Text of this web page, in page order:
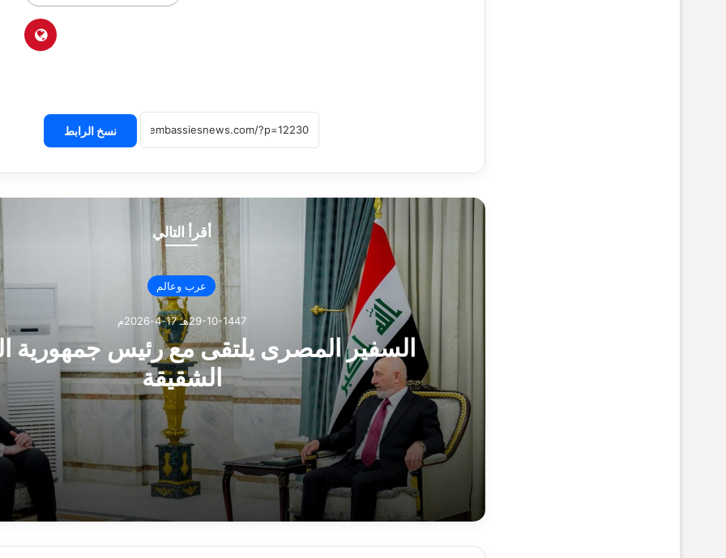
نسخ الرابط
أقرأ التالي
عرب وعالم
29-10-1447هـ 17-4-2026م
السفير المصرى يلتقى مع رئيس جمهورية
الشقيقة
29-10-1447هـ 17-4-2026م
السفير المصرى يلتقى مع رئيس جمهورية العراق الشقيقة